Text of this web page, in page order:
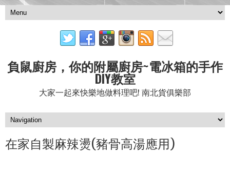
負鼠廚房，你的附屬廚房~電冰箱的手作
DIY教室
大家一起來快樂地做料理吧! 南北貨俱樂部
在家自製麻辣燙(豬骨高湯應用)